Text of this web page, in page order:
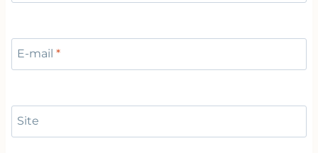
E-mail *
Site